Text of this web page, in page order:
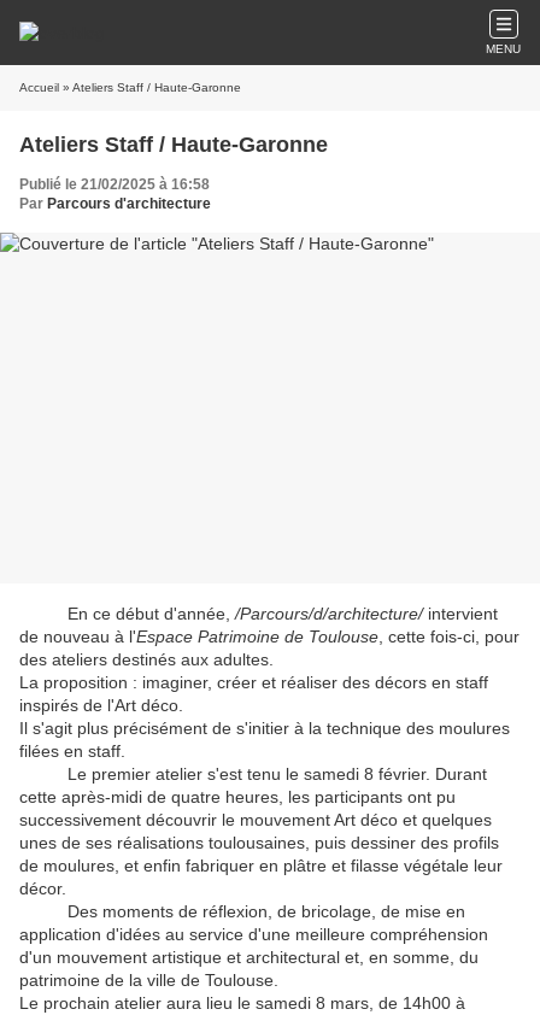
MENU
Accueil » Ateliers Staff / Haute-Garonne
Ateliers Staff / Haute-Garonne
Publié le 21/02/2025 à 16:58
Par Parcours d'architecture
En ce début d'année, /Parcours/d/architecture/intervient
de nouveau à l'Espace Patrimoine de Toulouse , cette fois-ci, pour
des ateliers destinés aux adultes.
La proposition : imaginer, créer et réaliser des décors en staff
inspirés de l'Art déco.
Il s'agit plus précisément de s'initier à la technique des moulures
filées en staff.
Le premier atelier s'est tenu le samedi 8 février. Durant
cette après-midi de quatre heures, les participants ont pu
successivement découvrir le mouvement Art déco et quelques
unes de ses réalisations toulousaines, puis dessiner des profils
de moulures, et enfin fabriquer en plâtre et filasse végétale leur
décor.
Des moments de réflexion, de bricolage, de mise en
application d'idées au service d'une meilleure compréhension
d'un mouvement artistique et architectural et, en somme, du
patrimoine de la ville de Toulouse.
Le prochain atelier aura lieu le samedi 8 mars, de 14h00 à